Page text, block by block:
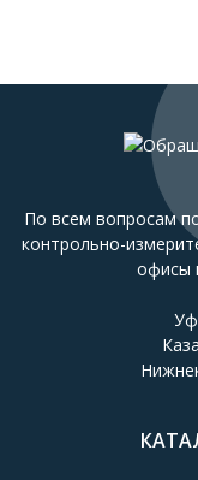
По всем вопросам
контрольно-
офисы